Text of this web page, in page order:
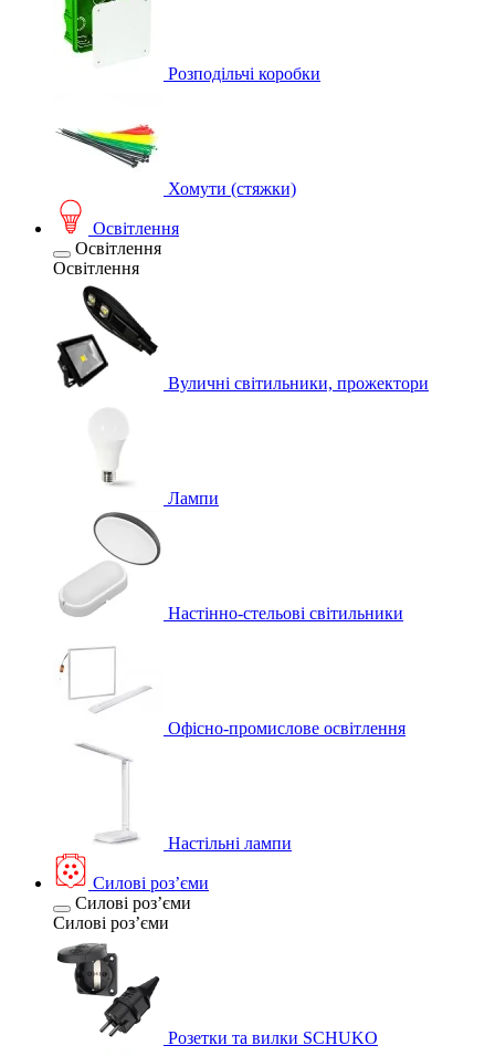
Розподільчі коробки
Хомути (стяжки)
Освітлення
Освітлення
Освітлення
Вуличні світильники, прожектори
Лампи
Настінно-стельові світильники
Офісно-промислове освітлення
Настільні лампи
Силові розʼєми
Силові розʼєми
Силові розʼєми
Розетки та вилки SCHUKO